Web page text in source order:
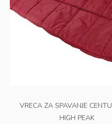
VRECA ZA SPAVANJE
HIGH PEAK